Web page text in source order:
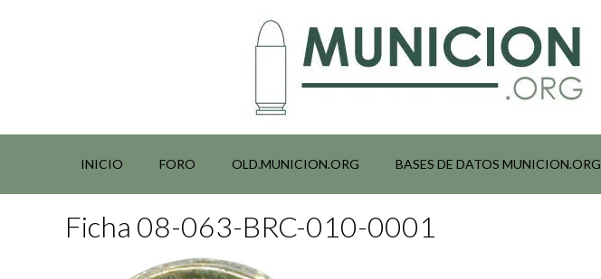
INICIO FORO OLD.MUNICION.ORG BASES DE DATOS MUNICION.ORG
Ficha 08-063-BRC-010-0001